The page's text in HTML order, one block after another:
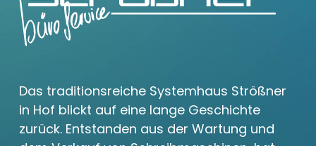
Das traditionsreiche Systemhaus Strößner
in Hof blickt auf eine lange Geschichte
zurück. Entstanden aus der Wartung und